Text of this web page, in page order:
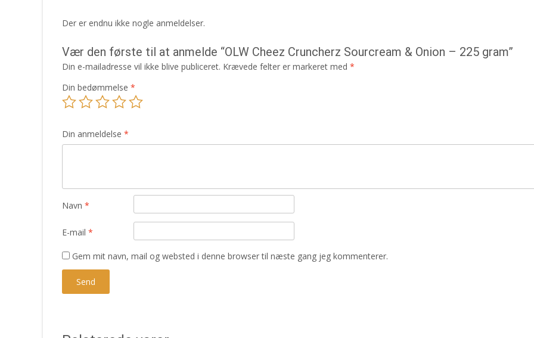
Der er endnu ikke nogle anmeldelser.
Vær den første til at anmelde “OLW Cheez Cruncherz Sourcream & Onion – 225 gram”
Din e-mailadresse vil ikke blive publiceret. Krævede felter er markeret med *
Din bedømmelse *
Din anmeldelse *
Navn *
E-mail *
Gem mit navn, mail og websted i denne browser til næste gang jeg kommenterer.